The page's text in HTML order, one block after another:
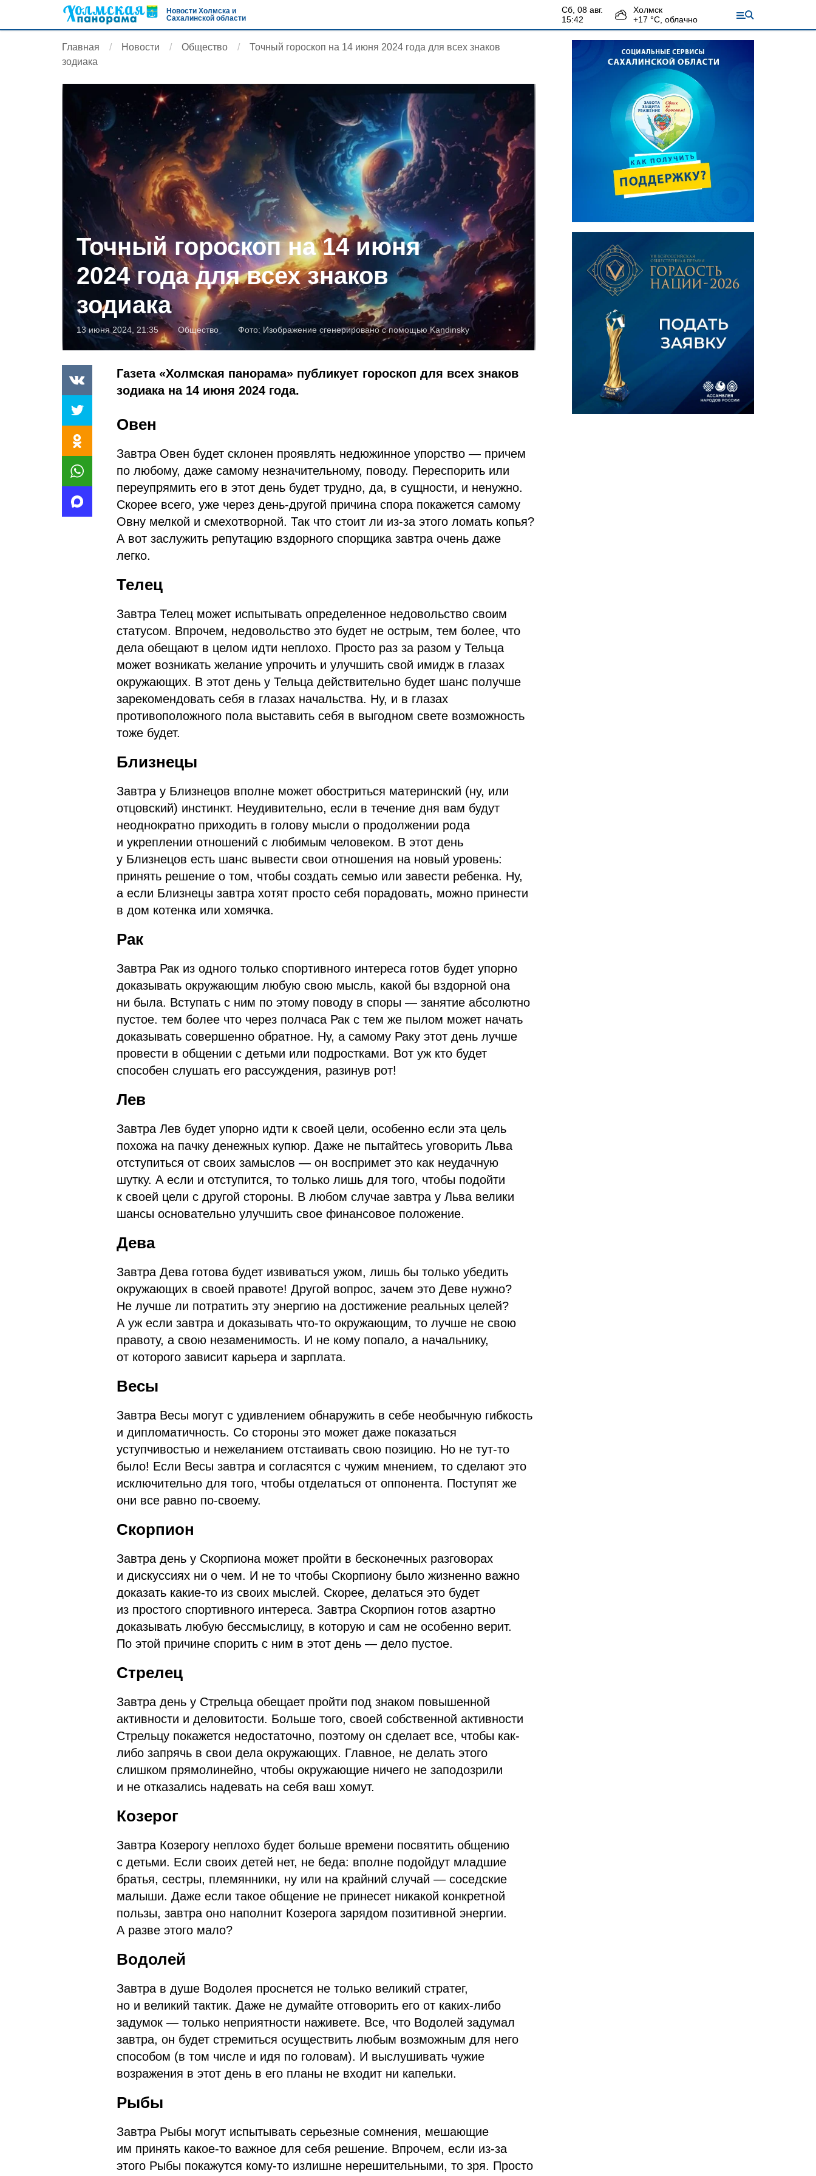
Новости Холмска и
Сахалинской области
сб, 08 авг.
15:42
Холмск
+17 °С, облачно
Главная Новости Общество
Точный гороскоп на 14 июня 2024 года для всех знаков
зодиака
Точный гороскоп на 14 июня
2024 года для всех знаков
зодиака
13 июня 2024, 21:35 Общество Фото: Изображение сгенерировано с помощью Kandinsky
Газета «Холмская панорама» публикует гороскоп для всех знаков
зодиака на 14 июня 2024 года.
Овен
Завтра Овен будет склонен проявлять недюжинное упорство — причем
по любому, даже самому незначительному, поводу. Переспорить или
переупрямить его в этот день будет трудно, да, в сущности, и ненужно.
Скорее всего, уже через день-другой причина спора покажется самому
Овну мелкой и смехотворной. Так что стоит ли из-за этого ломать копья?
А вот заслужить репутацию вздорного спорщика завтра очень даже
легко.
Телец
Завтра Телец может испытывать определенное недовольство своим
статусом. Впрочем, недовольство это будет не острым, тем более, что
дела обещают в целом идти неплохо. Просто раз за разом у Тельца
может возникать желание упрочить и улучшить свой имидж в глазах
окружающих. В этот день у Тельца действительно будет шанс получше
зарекомендовать себя в глазах начальства. Ну, и в глазах
противоположного пола выставить себя в выгодном свете возможность
тоже будет.
Близнецы
Завтра у Близнецов вполне может обостриться материнский (ну, или
отцовский) инстинкт. Неудивительно, если в течение дня вам будут
неоднократно приходить в голову мысли о продолжении рода
и укреплении отношений с любимым человеком. В этот день
у Близнецов есть шанс вывести свои отношения на новый уровень:
принять решение о том, чтобы создать семью или завести ребенка. Ну,
а если Близнецы завтра хотят просто себя порадовать, можно принести
в дом котенка или хомячка.
Рак
Завтра Рак из одного только спортивного интереса готов будет упорно
доказывать окружающим любую свою мысль, какой бы вздорной она
ни была. Вступать с ним по этому поводу в споры — занятие абсолютно
пустое. тем более что через полчаса Рак с тем же пылом может начать
доказывать совершенно обратное. Ну, а самому Раку этот день лучше
провести в общении с детьми или подростками. Вот уж кто будет
способен слушать его рассуждения, разинув рот!
Лев
Завтра Лев будет упорно идти к своей цели, особенно если эта цель
похожа на пачку денежных купюр. Даже не пытайтесь уговорить Льва
отступиться от своих замыслов — он воспримет это как неудачную
шутку. А если и отступится, то только лишь для того, чтобы подойти
к своей цели с другой стороны. В любом случае завтра у Льва велики
шансы основательно улучшить свое финансовое положение.
Дева
Завтра Дева готова будет извиваться ужом, лишь бы только убедить
окружающих в своей правоте! Другой вопрос, зачем это Деве нужно?
Не лучше ли потратить эту энергию на достижение реальных целей?
А уж если завтра и доказывать что-то окружающим, то лучше не свою
правоту, а свою незаменимость. И не кому попало, а начальнику,
от которого зависит карьера и зарплата.
Весы
Завтра Весы могут с удивлением обнаружить в себе необычную гибкость
и дипломатичность. Со стороны это может даже показаться
уступчивостью и нежеланием отстаивать свою позицию. Но не тут-то
было! Если Весы завтра и согласятся с чужим мнением, то сделают это
исключительно для того, чтобы отделаться от оппонента. Поступят же
они все равно по-своему.
Скорпион
Завтра день у Скорпиона может пройти в бесконечных разговорах
и дискуссиях ни о чем. И не то чтобы Скорпиону было жизненно важно
доказать какие-то из своих мыслей. Скорее, делаться это будет
из простого спортивного интереса. Завтра Скорпион готов азартно
доказывать любую бессмыслицу, в которую и сам не особенно верит.
По этой причине спорить с ним в этот день — дело пустое.
Стрелец
Завтра день у Стрельца обещает пройти под знаком повышенной
активности и деловитости. Больше того, своей собственной активности
Стрельцу покажется недостаточно, поэтому он сделает все, чтобы как-
либо запрячь в свои дела окружающих. Главное, не делать этого
слишком прямолинейно, чтобы окружающие ничего не заподозрили
и не отказались надевать на себя ваш хомут.
Козерог
Завтра Козерогу неплохо будет больше времени посвятить общению
с детьми. Если своих детей нет, не беда: вполне подойдут младшие
братья, сестры, племянники, ну или на крайний случай — соседские
малыши. Даже если такое общение не принесет никакой конкретной
пользы, завтра оно наполнит Козерога зарядом позитивной энергии.
А разве этого мало?
Водолей
Завтра в душе Водолея проснется не только великий стратег,
но и великий тактик. Даже не думайте отговорить его от каких-либо
задумок — только неприятности наживете. Все, что Водолей задумал
завтра, он будет стремиться осуществить любым возможным для него
способом (в том числе и идя по головам). И выслушивать чужие
возражения в этот день в его планы не входит ни капельки.
Рыбы
Завтра Рыбы могут испытывать серьезные сомнения, мешающие
им принять какое-то важное для себя решение. Впрочем, если из-за
этого Рыбы покажутся кому-то излишне нерешительными, то зря. Просто